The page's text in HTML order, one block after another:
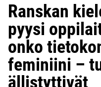
Ranskan
pyysi
onko
feminiini –
ällistyttivät